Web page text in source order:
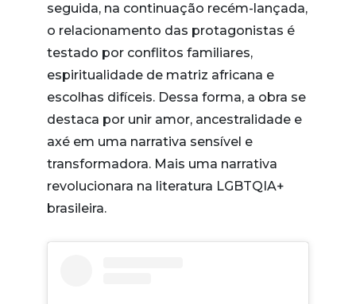
seguida, na continuação recém-lançada,
o relacionamento das protagonistas é
testado por conflitos familiares,
espiritualidade de matriz africana e
escolhas difíceis. Dessa forma, a obra se
destaca por unir amor, ancestralidade e
axé em uma narrativa sensível e
transformadora. Mais uma narrativa
revolucionara na literatura LGBTQIA+
brasileira.